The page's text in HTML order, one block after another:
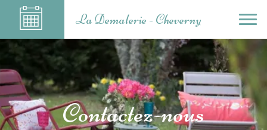
La Demalerie - Cheverny
Contactez-nous